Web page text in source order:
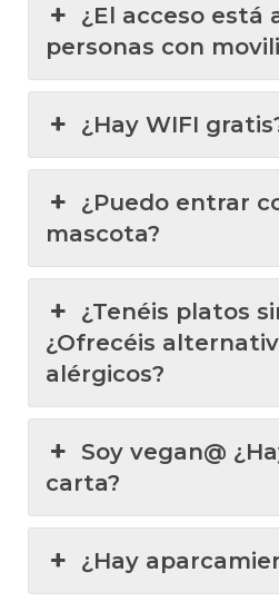
¿El acceso está
personas con
¿Hay WIFI
¿Puedo entrar
mascota?
¿Tenéis platos
¿Ofrecéis
alérgicos?
Soy vegan@
carta?
¿Hay